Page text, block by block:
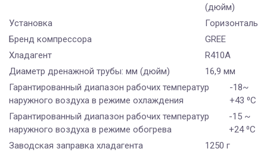
(дюйм)
Установка
Бренд компрессора
GREE
Хладагент
R410A
Диаметр дренажной трубы: мм (дюйм)
16,9 мм
Гарантированный диапазон рабочих температур
наружного воздуха в режиме охлаждения
-18~
+43 ⁰С
Гарантированный диапазон рабочих температур
наружного воздуха в режиме обогрева
-15 ~
+24 ⁰С
Заводская заправка хладагента
1250 г